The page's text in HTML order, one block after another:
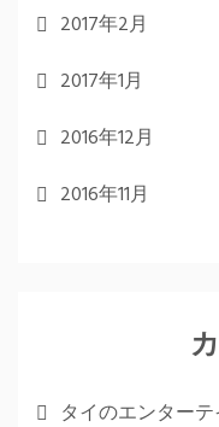
2017年2月
2017年1月
2016年12月
2016年11月
タイのエンター